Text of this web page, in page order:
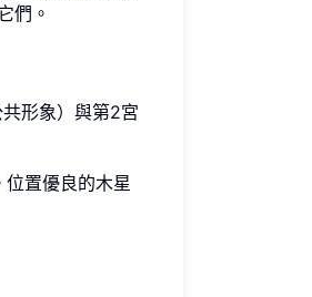
們。
形象）與第2宮
置優良的木星